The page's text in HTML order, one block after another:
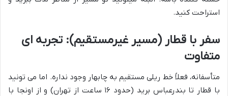
استراحت کنید.
سفر با قطار (مسیر غیرمستقیم): تجربه ای
متفاوت
متأسفانه، فعلاً خط ریلی مستقیم به چابهار وجود نداره. اما می تونید
با قطار تا بندرعباس برید (حدود ۱۶ ساعت از تهران) و از اونجا با